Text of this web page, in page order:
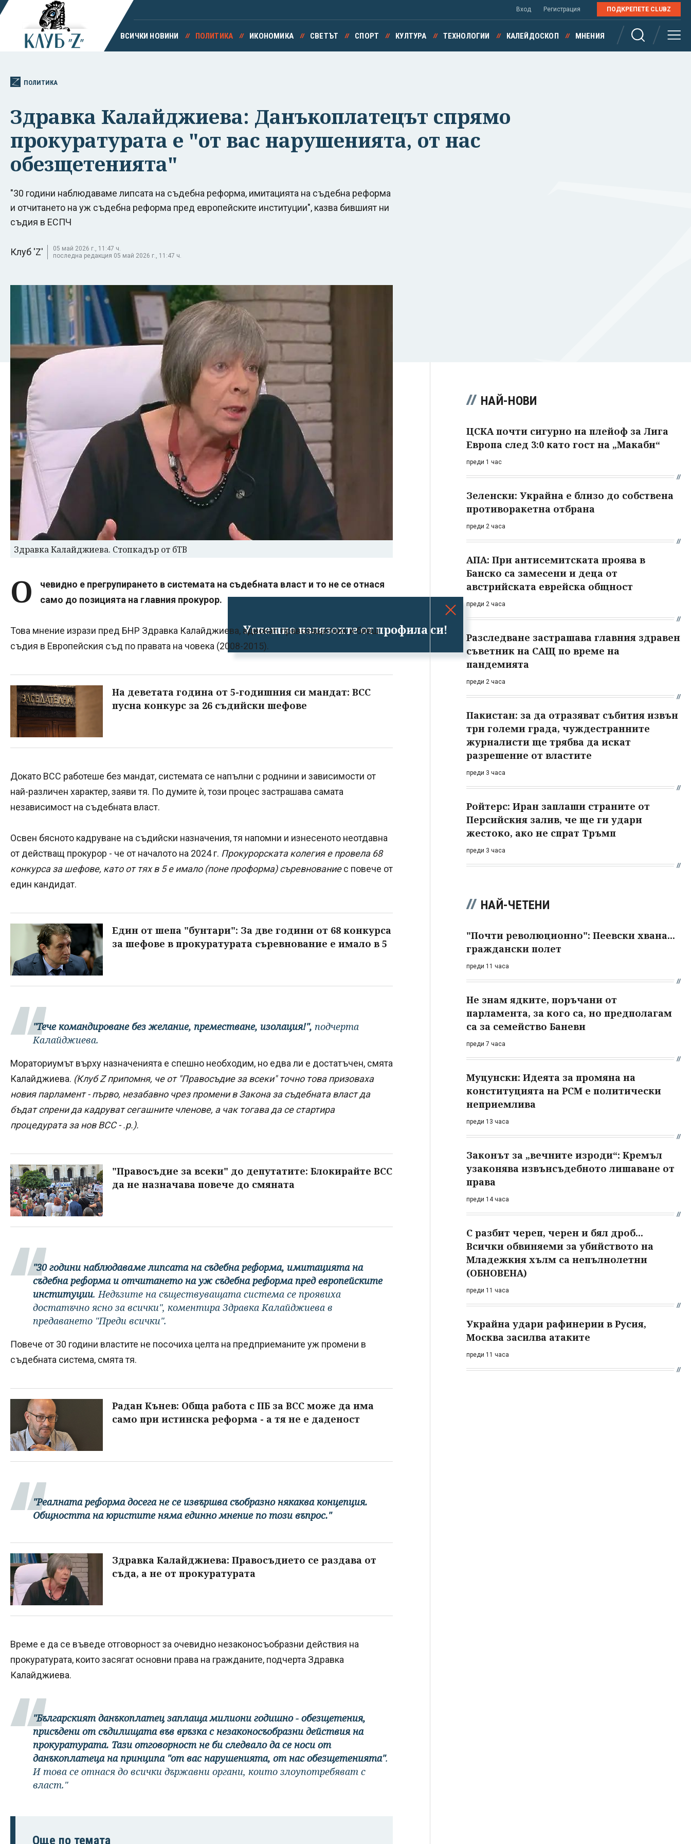
Успешно излязохте от профила си!
Вход Регистрация ПОДКРЕПЕТЕ CLUBZ
ВСИЧКИ НОВИНИ ПОЛИТИКА ИКОНОМИКА СВЕТЪТ СПОРТ КУЛТУРА ТЕХНОЛОГИИ КАЛЕЙДОСКОП МНЕНИЯ
ПОЛИТИКА
Здравка Калайджиева: Данъкоплатецът спрямо
прокуратурата е "от вас нарушенията, от нас
обезщетенията"
"30 години наблюдаваме липсата на съдебна реформа, имитацията на съдебна реформа
и отчитането на уж съдебна реформа пред европейските институции", казва бившият ни
съдия в ЕСПЧ
Клуб 'Z'
05 май 2026 г., 11:47 ч.
последна редакция 05 май 2026 г., 11:47 ч.
Здравка Калайджиева. Стопкадър от бТВ
О
чевидно е прегрупирането в системата на съдебната власт и то не се отнася
само до позицията на главния прокурор.
Това мнение изрази пред БНР Здравка Калайджиева, адвокат, правозащитник и бивш
съдия в Европейския съд по правата на човека (2008-2015).
На деветата година от 5-годишния си мандат: ВСС
пусна конкурс за 26 съдийски шефове
Докато ВСС работеше без мандат, системата се напълни с роднини и зависимости от
най-различен характер, заяви тя. По думите ѝ, този процес застрашава самата
независимост на съдебната власт.
Освен бясното кадруване на съдийски назначения, тя напомни и изнесеното неотдавна
от действащ прокурор - че от началото на 2024 г. Прокурорската колегия е провела 68
конкурса за шефове, като от тях в 5 е имало (поне проформа) съревнованиес повече от
един кандидат.
Един от шепа "бунтари": За две години от 68 конкурса
за шефове в прокуратурата съревнование е имало в 5
"Тече командироване без желание, преместване, изолация!", подчерта
Калайджиева.
Мораториумът върху назначенията е спешно необходим, но едва ли е достатъчен, смята
Калайджиева. (Клуб Z припомня, че от "Правосъдие за всеки" точно това призоваха
новия парламент - първо, незабавно чрез промени в Закона за съдебната власт да
бъдат спрени да кадруват сегашните членове, а чак тогава да се стартира
процедурата за нов ВСС - .р.).
"Правосъдие за всеки" до депутатите: Блокирайте ВСС
да не назначава повече до смяната
"30 години наблюдаваме липсата на съдебна реформа, имитацията на
съдебна реформа и отчитането на уж съдебна реформа пред европейските
институции. Недъзите на съществуващата система се проявиха
достатъчно ясно за всички", коментира Здравка Калайджиева в
предаването "Преди всички".
Повече от 30 години властите не посочиха целта на предприеманите уж промени в
съдебната система, смята тя.
Радан Кънев: Обща работа с ПБ за ВСС може да има
само при истинска реформа - а тя не е даденост
"Реалната реформа досега не се извършва съобразно някаква концепция.
Общността на юристите няма единно мнение по този въпрос."
Здравка Калайджиева: Правосъдието се раздава от
съда, а не от прокуратурата
Време е да се въведе отговорност за очевидно незаконосъобразни действия на
прокуратурата, които засягат основни права на гражданите, подчерта Здравка
Калайджиева.
"Българският данъкоплатец заплаща милиони годишно - обезщетения,
присъдени от съдилищата във връзка с незаконосъобразни действия на
прокуратурата. Тази отговорност не би следвало да се носи от
данъкоплатеца на принципа "от вас нарушенията, от нас обезщетенията".
И това се отнася до всички държавни органи, които злоупотребяват с
власт."
Още по темата
НАЙ-НОВИ
ЦСКА почти сигурно на плейоф за Лига
Европа след 3:0 като гост на „Макаби“
преди 1 час
Зеленски: Украйна е близо до собствена
противоракетна отбрана
преди 2 часа
АПА: При антисемитската проява в
Банско са замесени и деца от
австрийската еврейска общност
преди 2 часа
Разследване застрашава главния здравен
съветник на САЩ по време на
пандемията
преди 2 часа
Пакистан: за да отразяват събития извън
три големи града, чуждестранните
журналисти ще трябва да искат
разрешение от властите
преди 3 часа
Ройтерс: Иран заплаши страните от
Персийския залив, че ще ги удари
жестоко, ако не спрат Тръмп
преди 3 часа
НАЙ-ЧЕТЕНИ
"Почти революционно": Пеевски хвана...
граждански полет
преди 11 часа
Не знам ядките, поръчани от
парламента, за кого са, но предполагам
са за семейство Баневи
преди 7 часа
Муцунски: Идеята за промяна на
конституцията на РСМ е политически
неприемлива
преди 13 часа
Законът за „вечните изроди“: Кремъл
узаконява извънсъдебното лишаване от
права
преди 14 часа
С разбит череп, черен и бял дроб...
Всички обвиняеми за убийството на
Младежкия хълм са непълнолетни
(ОБНОВЕНА)
преди 11 часа
Украйна удари рафинерии в Русия,
Москва засилва атаките
преди 11 часа